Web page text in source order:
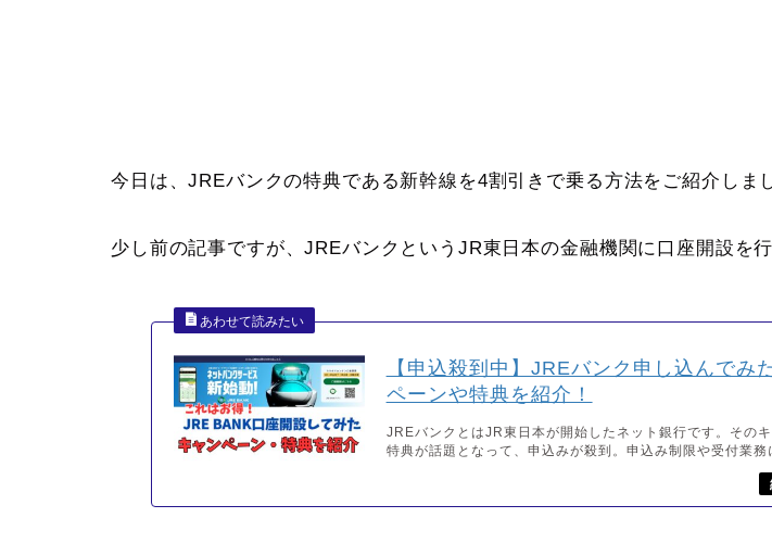
今日は、JREバンクの特典である新幹線を4割引きで乗る方法をご紹介しま
少し前の記事ですが、JREバンクというJR東日本の金融機関に口座開設を行
【申込殺到中】JREバンク申し込んでみ
ペーンや特典を紹介！
JREバンクとはJR東日本が開始したネット銀行です。その
特典が話題となって、申込みが殺到。申込み制限や受付業務